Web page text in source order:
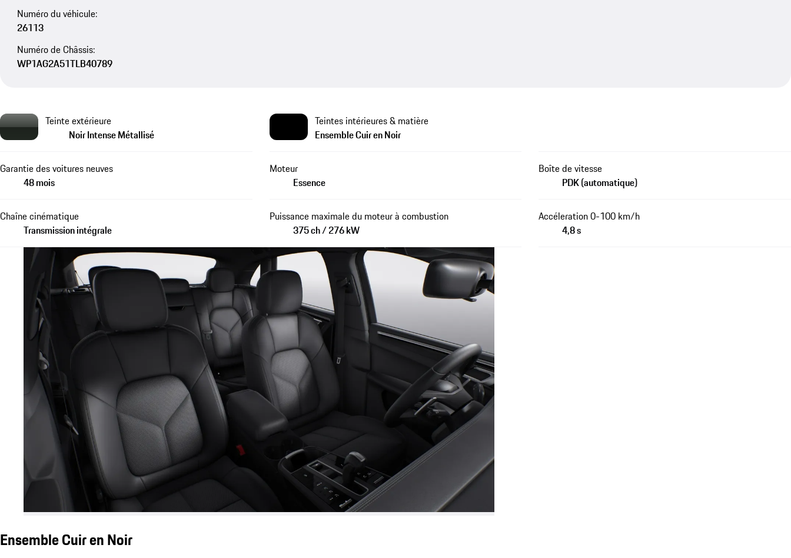
Numéro du véhicule:
26113
Numéro de Châssis:
WP1AG2A51TLB40789
Teinte extérieure
Noir Intense Métallisé
Teintes intérieures & matière
Ensemble Cuir en Noir
Garantie des voitures neuves
48 mois
Moteur
Essence
Boîte de vitesse
PDK (automatique)
Chaîne cinématique
Transmission intégrale
Puissance maximale du moteur à combustion
375 ch / 276 kW
Accéleration 0-100 km/h
4,8 s
Ensemble Cuir en Noir